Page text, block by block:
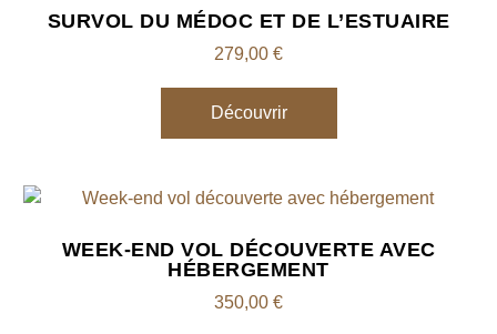
SURVOL DU MÉDOC ET DE L’ESTUAIRE
279,00 €
Découvrir
WEEK-END VOL DÉCOUVERTE AVEC
HÉBERGEMENT
350,00 €